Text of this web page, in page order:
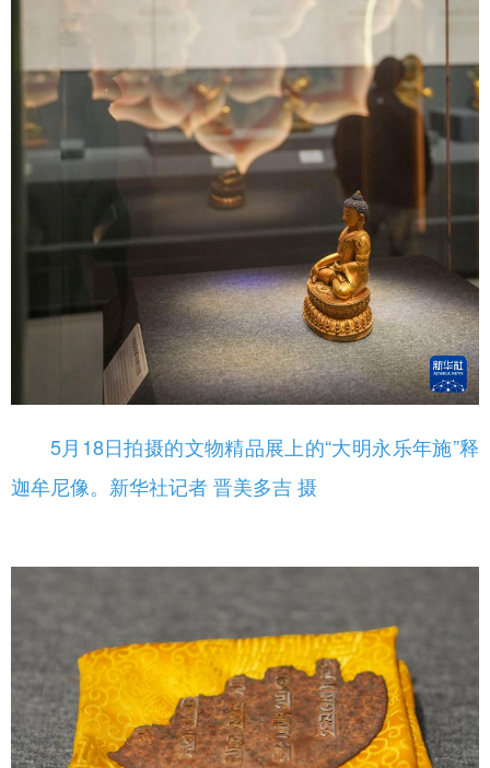
5月18日拍摄的文物精品展上的“大明永乐年施”释
迦牟尼像。新华社记者 晋美多吉 摄